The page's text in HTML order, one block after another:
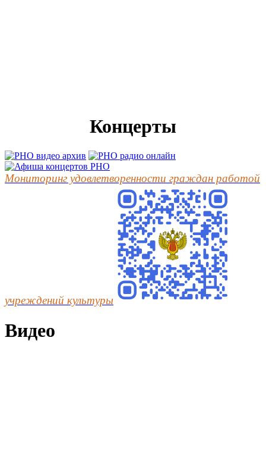
Концерты
Мониторинг удовлетворенности граждан работой
учреждений культуры
Видео